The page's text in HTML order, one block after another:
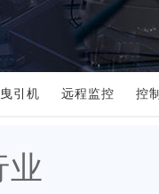
曳引机 远程监控 控
业